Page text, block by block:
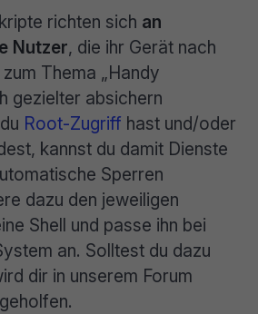
richten sich an
Nutzer, die ihr Gerät nach
Thema „Handy
gezielter absichern
Root-Zugriff hast und/oder
kannst du damit Dienste
Sperren
dazu den jeweiligen
Shell und passe ihn bei
an. Solltest du dazu
dir in unserem Forum